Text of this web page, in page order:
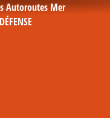
Autoroutes Mer